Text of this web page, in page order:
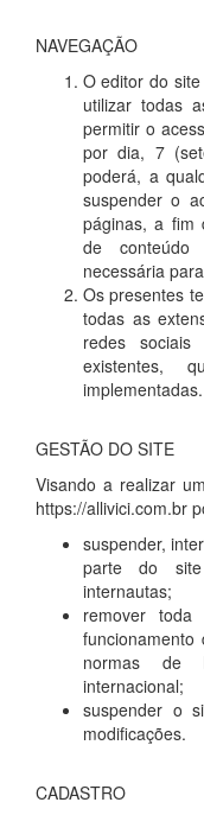
NAVEGAÇÃO
O editor do
utilizar todas
permitir o
por dia, 7
poderá, a
suspender o
páginas, a fim
de
necessária
Os presentes
todas as
redes
existentes,
implementadas.
GESTÃO DO SITE
Visando a realizar
https://allivici.com.br
suspender,
parte do
internautas;
remover
normas de
internacional;
suspender o
modificações.
CADASTRO